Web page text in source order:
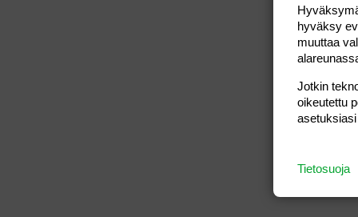
hyväksy
muuttaa
Jotkin
oikeutettu
Tietosuoja